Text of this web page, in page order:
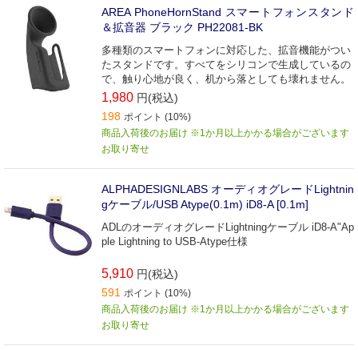
AREA PhoneHornStand スマートフォンスタンド
＆拡音器 ブラック PH22081-BK
多種類のスマートフォンに対応した、拡音機能がつい
たスタンドです。すべてをシリコンで生成しているの
で、触り心地が良く、机から落としても壊れません。
1,980 円(税込)
198 ポイント (10%)
商品入荷後のお届け ※1か月以上かかる場合がございます
お取り寄せ
ALPHADESIGNLABS オーディオグレードLightnin
gケーブル/USB Atype(0.1m) iD8-A [0.1m]
ADLのオーディオグレードLightningケーブル iD8-A"Ap
ple Lightning to USB-Atype仕様
5,910 円(税込)
591 ポイント (10%)
商品入荷後のお届け ※1か月以上かかる場合がございます
お取り寄せ